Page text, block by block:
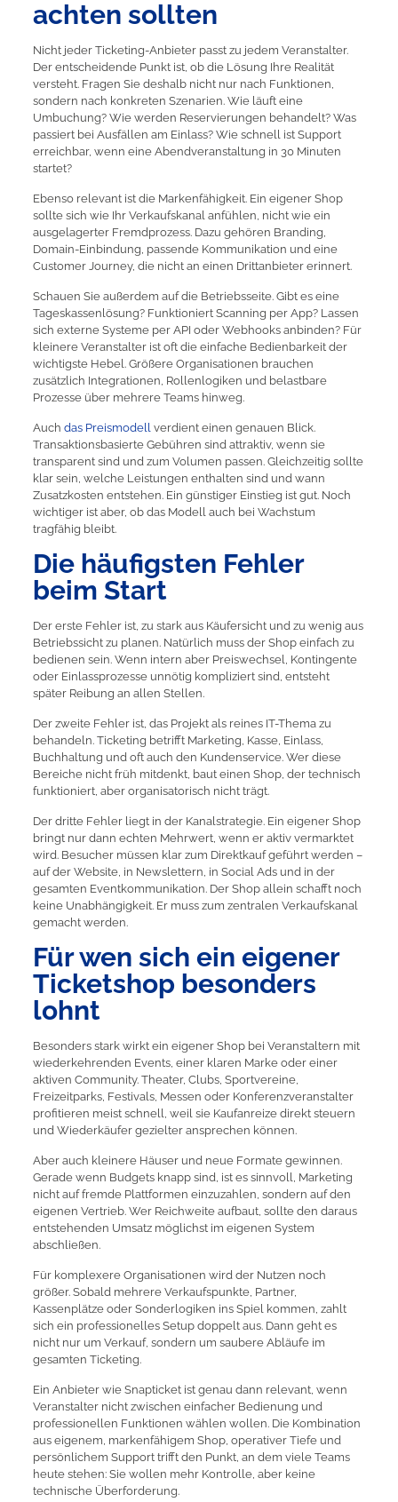
achten sollten
Nicht jeder Ticketing-Anbieter passt zu jedem Veranstalter.
Der entscheidende Punkt ist, ob die Lösung Ihre Realität
versteht. Fragen Sie deshalb nicht nur nach Funktionen,
sondern nach konkreten Szenarien. Wie läuft eine
Umbuchung? Wie werden Reservierungen behandelt? Was
passiert bei Ausfällen am Einlass? Wie schnell ist Support
erreichbar, wenn eine Abendveranstaltung in 30 Minuten
startet?
Ebenso relevant ist die Markenfähigkeit. Ein eigener Shop
sollte sich wie Ihr Verkaufskanal anfühlen, nicht wie ein
ausgelagerter Fremdprozess. Dazu gehören Branding,
Domain-Einbindung, passende Kommunikation und eine
Customer Journey, die nicht an einen Drittanbieter erinnert.
Schauen Sie außerdem auf die Betriebsseite. Gibt es eine
Tageskassenlösung? Funktioniert Scanning per App? Lassen
sich externe Systeme per API oder Webhooks anbinden? Für
kleinere Veranstalter ist oft die einfache Bedienbarkeit der
wichtigste Hebel. Größere Organisationen brauchen
zusätzlich Integrationen, Rollenlogiken und belastbare
Prozesse über mehrere Teams hinweg.
Auch das Preismodell
verdient einen genauen Blick.
Transaktionsbasierte Gebühren sind attraktiv, wenn sie
transparent sind und zum Volumen passen. Gleichzeitig sollte
klar sein, welche Leistungen enthalten sind und wann
Zusatzkosten entstehen. Ein günstiger Einstieg ist gut. Noch
wichtiger ist aber, ob das Modell auch bei Wachstum
tragfähig bleibt.
Die häufigsten Fehler
beim Start
Der erste Fehler ist, zu stark aus Käufersicht und zu wenig aus
Betriebssicht zu planen. Natürlich muss der Shop einfach zu
bedienen sein. Wenn intern aber Preiswechsel, Kontingente
oder Einlassprozesse unnötig kompliziert sind, entsteht
später Reibung an allen Stellen.
Der zweite Fehler ist, das Projekt als reines IT-Thema zu
behandeln. Ticketing betrifft Marketing, Kasse, Einlass,
Buchhaltung und oft auch den Kundenservice. Wer diese
Bereiche nicht früh mitdenkt, baut einen Shop, der technisch
funktioniert, aber organisatorisch nicht trägt.
Der dritte Fehler liegt in der Kanalstrategie. Ein eigener Shop
bringt nur dann echten Mehrwert, wenn er aktiv vermarktet
wird. Besucher müssen klar zum Direktkauf geführt werden –
auf der Website, in Newslettern, in Social Ads und in der
gesamten Eventkommunikation. Der Shop allein schafft noch
keine Unabhängigkeit. Er muss zum zentralen Verkaufskanal
gemacht werden.
Für wen sich ein eigener
Ticketshop besonders
lohnt
Besonders stark wirkt ein eigener Shop bei Veranstaltern mit
wiederkehrenden Events, einer klaren Marke oder einer
aktiven Community. Theater, Clubs, Sportvereine,
Freizeitparks, Festivals, Messen oder Konferenzveranstalter
profitieren meist schnell, weil sie Kaufanreize direkt steuern
und Wiederkäufer gezielter ansprechen können.
Aber auch kleinere Häuser und neue Formate gewinnen.
Gerade wenn Budgets knapp sind, ist es sinnvoll, Marketing
nicht auf fremde Plattformen einzuzahlen, sondern auf den
eigenen Vertrieb. Wer Reichweite aufbaut, sollte den daraus
entstehenden Umsatz möglichst im eigenen System
abschließen.
Für komplexere Organisationen wird der Nutzen noch
größer. Sobald mehrere Verkaufspunkte, Partner,
Kassenplätze oder Sonderlogiken ins Spiel kommen, zahlt
sich ein professionelles Setup doppelt aus. Dann geht es
nicht nur um Verkauf, sondern um saubere Abläufe im
gesamten Ticketing.
Ein Anbieter wie Snapticket ist genau dann relevant, wenn
Veranstalter nicht zwischen einfacher Bedienung und
professionellen Funktionen wählen wollen. Die Kombination
aus eigenem, markenfähigem Shop, operativer Tiefe und
persönlichem Support trifft den Punkt, an dem viele Teams
heute stehen: Sie wollen mehr Kontrolle, aber keine
technische Überforderung.